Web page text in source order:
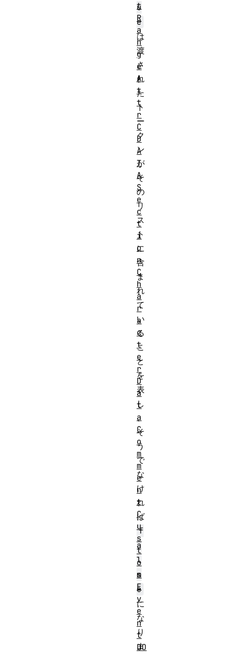
u
e
は
渡
さ
れ
た
ト
ー
ク
ン
が
そ
の
リ
ス
ト
に
含
ま
れ
て
い
る
こ
と
を
表
し
、
そ
う
で
な
け
れ
ば
f
a
l
s
e
に
な
り
ま
t
R
a
n
g
e
A
t
t
r
C
D
A
T
A
S
e
c
t
i
o
n
C
h
a
r
a
c
t
e
r
D
a
t
a
C
o
m
m
e
n
t
C
u
s
t
o
m
E
v
e
n
t
DO